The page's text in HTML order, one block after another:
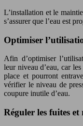
L’installation et le
s’assurer que l’eau est
Optimiser
Afin d’optimiser
leur niveau d’eau, car
place et pourront
vérifier le niveau de
coupure inutile d’eau.
Réguler les fuites et